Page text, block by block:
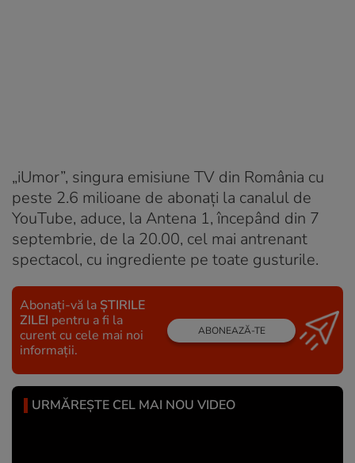
„iUmor”, singura emisiune TV din România cu
peste 2.6 milioane de abonați la canalul de
YouTube, aduce, la Antena 1, începând din 7
septembrie, de la 20.00, cel mai antrenant
spectacol, cu ingrediente pe toate gusturile.
Abonați-vă la ȘTIRILE
ZILEI pentru a fi la
curent cu cele mai noi
informații.
ABONEAZĂ-TE
URMĂREȘTE CEL MAI NOU VIDEO